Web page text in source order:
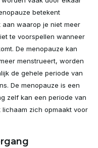
betekent
waarop je niet meer
te voorspellen wanneer
De menopauze kan
menstrueert, worden
de gehele periode van
De menopauze is een
zelf kan een periode van
zich opmaakt voor